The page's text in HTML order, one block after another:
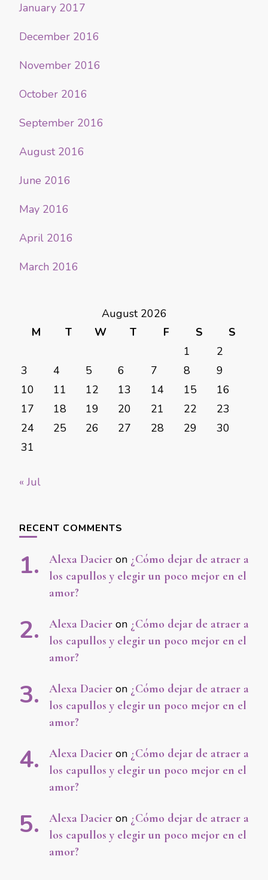
January 2017
December 2016
November 2016
October 2016
September 2016
August 2016
June 2016
May 2016
April 2016
March 2016
August 2026
M
T W T F S
S
1
2
3
4 5 6 7 8
9
10
11 12 13 14 15
16
17
18 19 20 21 22
23
24
25 26 27 28 29
30
31
« Jul
RECENT COMMENTS
Alexa Dacier on ¿Cómo dejar de atraer a
los capullos y elegir un poco mejor en el
amor?
Alexa Dacier on ¿Cómo dejar de atraer a
los capullos y elegir un poco mejor en el
amor?
Alexa Dacier on ¿Cómo dejar de atraer a
los capullos y elegir un poco mejor en el
amor?
Alexa Dacier on ¿Cómo dejar de atraer a
los capullos y elegir un poco mejor en el
amor?
Alexa Dacier on ¿Cómo dejar de atraer a
los capullos y elegir un poco mejor en el
amor?